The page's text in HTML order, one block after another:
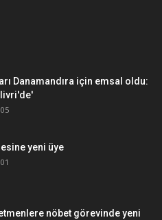
Danamandıra için emsal oldu:
yeni üye
nöbet görevinde yeni